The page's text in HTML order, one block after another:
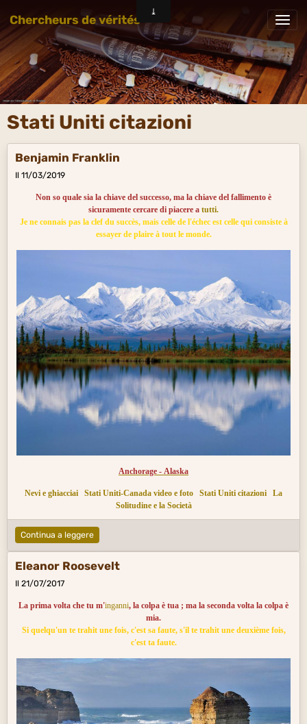
Chercheurs de vérités
Stati Uniti citazioni
Benjamin Franklin
Il 11/03/2019
Non so quale sia la chiave del successo, ma la chiave del fallimento è
sicuramente cercare di piacere a tutti.
Je ne connais pas la clef du succès, mais celle de l'échec est celle qui consiste à
essayer de plaire à tout le monde.
Anchorage - Alaska
Nevi e ghiacciai Stati Uniti-Canada video e foto Stati Uniti citazioni
La
Solitudine e la Società
Continua a leggere
Eleanor Roosevelt
Il 21/07/2017
La prima volta che tu m'inganni, la colpa è tua ; ma la seconda volta la colpa è
mia.
Si quelqu'un te trahit une fois, c'est sa faute, s'il te trahit une deuxième fois,
c'est ta faute.